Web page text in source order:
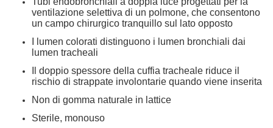
ventilazione selettiva di un polmone, che consentono
un campo chirurgico tranquillo sul lato opposto
I lumen colorati distinguono i lumen bronchiali dai
lumen tracheali
Il doppio spessore della cuffia tracheale riduce il
rischio di strappate involontarie quando viene inserita
Non di gomma naturale in lattice
Sterile, monouso